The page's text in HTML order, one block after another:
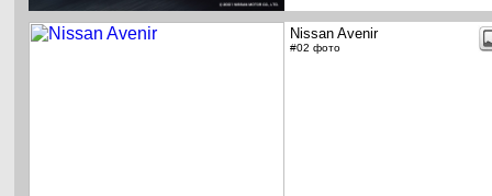
Nissan Avenir
#02 фото